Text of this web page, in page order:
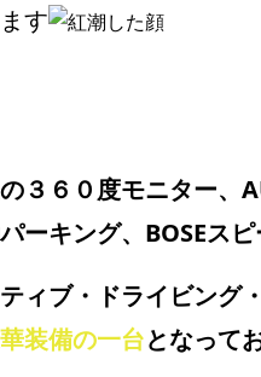
す
３６０度モニター、
ーキング、BOSEスピ
ィブ・ドライビング
装備の一台となって